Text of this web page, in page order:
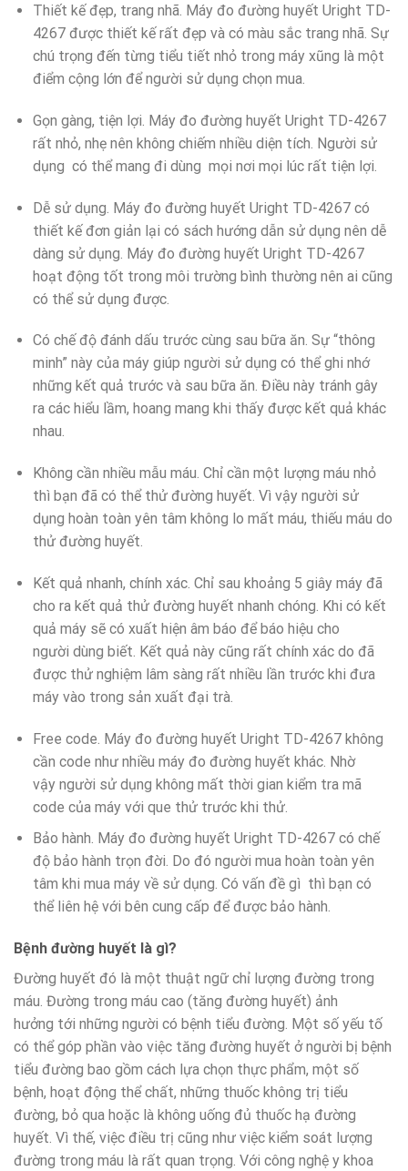
Thiết kế đẹp, trang nhã. Máy đo đường huyết Uright TD-
4267 được thiết kế rất đẹp và có màu sắc trang nhã. Sự
chú trọng đến từng tiểu tiết nhỏ trong máy xũng là một
điểm cộng lớn để người sử dụng chọn mua.
Gọn gàng, tiện lợi. Máy đo đường huyết Uright TD-4267
rất nhỏ, nhẹ nên không chiếm nhiều diện tích. Người sử
dụng có thể mang đi dùng mọi nơi mọi lúc rất tiện lợi.
Dễ sử dụng. Máy đo đường huyết Uright TD-4267 có
thiết kế đơn giản lại có sách hướng dẫn sử dụng nên dễ
dàng sử dụng. Máy đo đường huyết Uright TD-4267
hoạt động tốt trong môi trường bình thường nên ai cũng
có thể sử dụng được.
Có chế độ đánh dấu trước cùng sau bữa ăn. Sự “thông
minh” này của máy giúp người sử dụng có thể ghi nhớ
những kết quả trước và sau bữa ăn. Điều này tránh gây
ra các hiểu lầm, hoang mang khi thấy được kết quả khác
nhau.
Không cần nhiều mẫu máu. Chỉ cần một lượng máu nhỏ
thì bạn đã có thể thử đường huyết. Vì vậy người sử
dụng hoàn toàn yên tâm không lo mất máu, thiếu máu do
thử đường huyết.
Kết quả nhanh, chính xác. Chỉ sau khoảng 5 giây máy đã
cho ra kết quả thử đường huyết nhanh chóng. Khi có kết
quả máy sẽ có xuất hiện âm báo để báo hiệu cho
người dùng biết. Kết quả này cũng rất chính xác do đã
được thử nghiệm lâm sàng rất nhiều lần trước khi đưa
máy vào trong sản xuất đại trà.
Free code. Máy đo đường huyết Uright TD-4267 không
cần code như nhiều máy đo đường huyết khác. Nhờ
vậy người sử dụng không mất thời gian kiểm tra mã
code của máy với que thử trước khi thử.
Bảo hành. Máy đo đường huyết Uright TD-4267 có chế
độ bảo hành trọn đời. Do đó người mua hoàn toàn yên
tâm khi mua máy về sử dụng. Có vấn đề gì thì bạn có
thể liên hệ với bên cung cấp để được bảo hành.
Bệnh đường huyết là gì?
Đường huyết đó là một thuật ngữ chỉ lượng đường trong
máu. Đường trong máu cao (tăng đường huyết) ảnh
hưởng tới những người có bệnh tiểu đường. Một số yếu tố
có thể góp phần vào việc tăng đường huyết ở người bị bệnh
tiểu đường bao gồm cách lựa chọn thực phẩm, một số
bệnh, hoạt động thể chất, những thuốc không trị tiểu
đường, bỏ qua hoặc là không uống đủ thuốc hạ đường
huyết. Vì thế, việc điều trị cũng như việc kiểm soát lượng
đường trong máu là rất quan trọng. Với công nghệ y khoa